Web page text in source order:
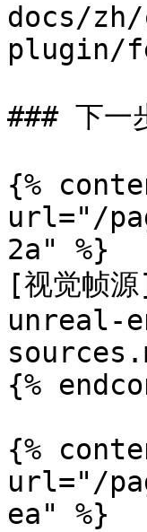
docs/
plugin/
### 下一
{%
url="/
2a" %}
[视觉
unreal-
{%
{%
url="/
ea" %}